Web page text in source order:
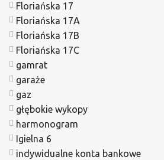
Floriańska 17
Floriańska 17A
Floriańska 17B
Floriańska 17C
gamrat
garaże
gaz
głębokie wykopy
harmonogram
Igielna 6
indywidualne konta bankowe